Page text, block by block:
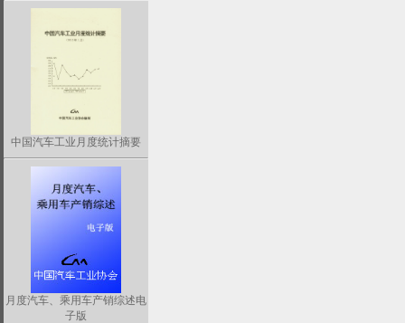
中国汽车工业月度统计摘要
月度汽车、乘用车产销综述电
子版